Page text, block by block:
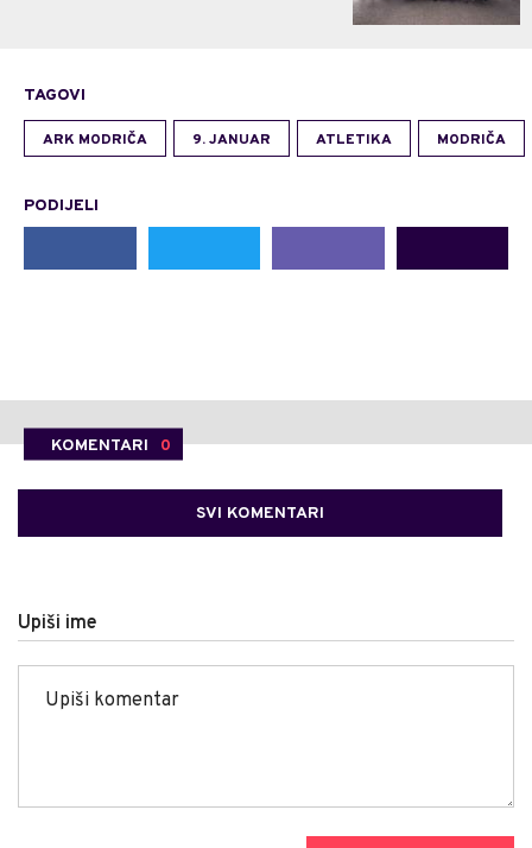
TAGOVI
ARK MODRIČA 9. JANUAR ATLETIKA MODRIČA
PODIJELI
KOMENTARI 0
SVI KOMENTARI
Upiši ime